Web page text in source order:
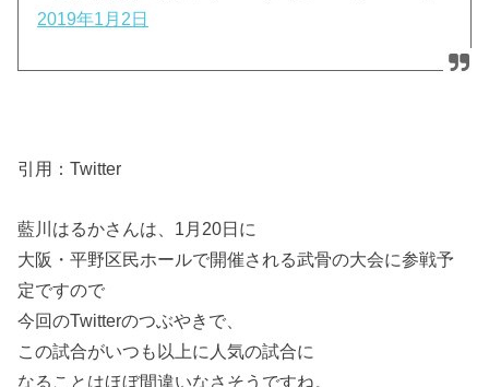
2019年1月2日
引用：Twitter
藍川はるかさんは、1月20日に
大阪・平野区民ホールで開催される武骨の大会に参戦予
定ですので
今回のTwitterのつぶやきで、
この試合がいつも以上に人気の試合に
なることはほぼ間違いなさそうですね。